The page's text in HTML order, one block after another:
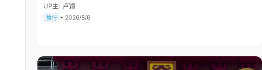
UP主: 卢颖
旅行 • 2026/8/6